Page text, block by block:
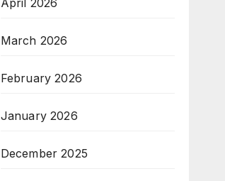
April 2026
March 2026
February 2026
January 2026
December 2025